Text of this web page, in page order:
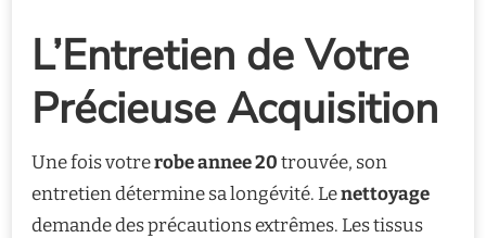
L’Entretien de Votre
Précieuse Acquisition
Une fois votrerobe annee 20trouvée, son
entretien détermine sa longévité. Lenettoyage
demande des précautions extrêmes. Les tissus